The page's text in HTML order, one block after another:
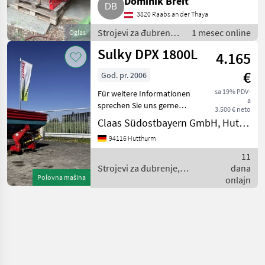
Oglas
3820 Raabs an der Thaya
Strojevi za đubrenje,
gnojenje i
navodnjavanje /
đubriva
1 mesec online
Polovna mašina
Sulky DPX 1800L
4.165
€
sa 19% PDV-
a
3.500 € neto
God. pr. 2006
Für weitere Informationen
sprechen Sie uns gerne
an.Wir sprechen DeutschWe
speak EnglishDer Preis ist
für den dargestellten
Angaben in der Beschr
Claas Südostbayern GmbH, Hutthurm
94116 Hutthurm
Strojevi za đubrenje,
Sulky
11
dana
onlajn